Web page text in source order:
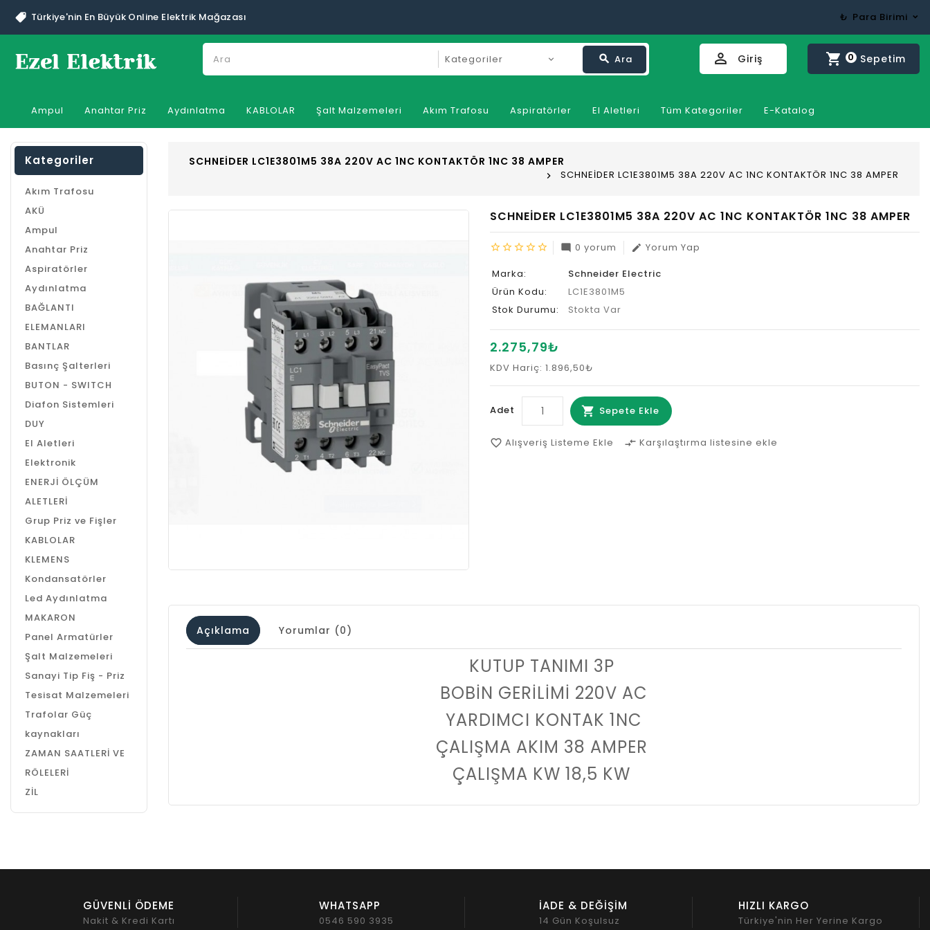
Türkiye'nin En Büyük Online Elektrik Mağazası ₺ Para Birimi
search Ara perm_identity Giriş shopping_cart Sepetim
0
Ampul Anahtar Priz Aydınlatma KABLOLAR Şalt Malzemeleri Akım Trafosu Aspiratörler El Aletleri Tüm Kategoriler E-Katalog
Kategoriler
Akım Trafosu
AKÜ
Ampul
Anahtar Priz
Aspiratörler
Aydınlatma
BAĞLANTI
ELEMANLARI
BANTLAR
Basınç Şalterleri
BUTON - SWITCH
Diafon Sistemleri
DUY
El Aletleri
Elektronik
ENERJİ ÖLÇÜM
ALETLERİ
Grup Priz ve Fişler
KABLOLAR
KLEMENS
Kondansatörler
Led Aydınlatma
MAKARON
Panel Armatürler
Şalt Malzemeleri
Sanayi Tip Fiş - Priz
Tesisat Malzemeleri
Trafolar Güç
kaynakları
ZAMAN SAATLERİ VE
RÖLELERİ
ZİL
SCHNEİDER LC1E3801M5 38A 220V AC 1NC KONTAKTÖR 1NC 38 AMPER
SCHNEİDER LC1E3801M5 38A 220V AC 1NC KONTAKTÖR 1NC 38 AMPER
SCHNEİDER LC1E3801M5 38A 220V AC 1NC KONTAKTÖR 1NC 38 AMPER
star_borderstar_borderstar_borderstar_borderstar_border mode_comment 0 yorum edit Yorum Yap
Marka:
Schneider Electric
Ürün Kodu:
LC1E3801M5
Stok Durumu:
Stokta Var
2.275,79₺
KDV Hariç: 1.896,50₺
Adet Sepete Ekle
favorite_border Alışveriş Listeme Ekle compare_arrows Karşılaştırma listesine ekle
Açıklama Yorumlar (0)
KUTUP TANIMI 3P
BOBİN GERİLİMİ 220V AC
YARDIMCI KONTAK 1NC
ÇALIŞMA AKIM 38 AMPER
ÇALIŞMA KW 18,5 KW
GÜVENLİ ÖDEME
Nakit & Kredi Kartı
WHATSAPP
0546 590 3935
İADE & DEĞİŞİM
14 Gün Koşulsuz
HIZLI KARGO
Türkiye'nin Her Yerine Kargo